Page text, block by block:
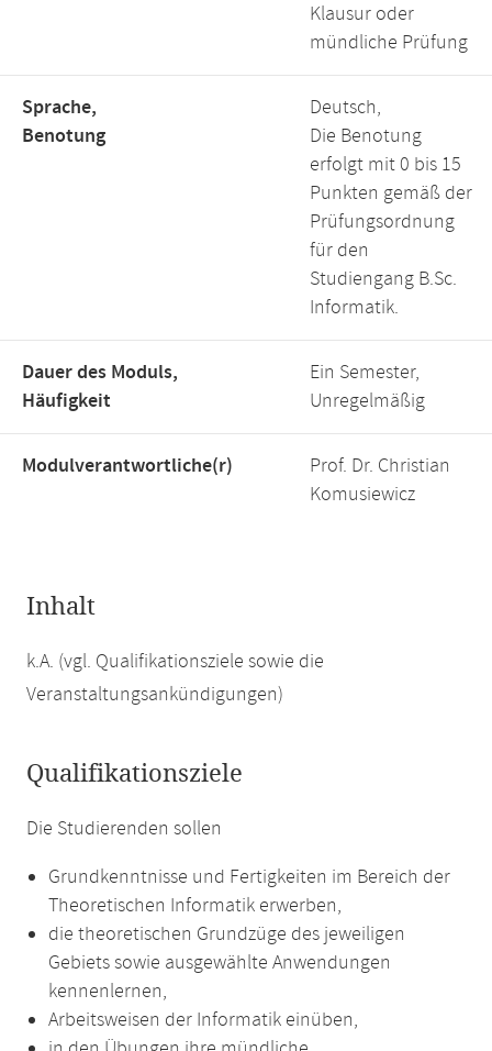
Klausur oder
mündliche Prüfung
Sprache,
Benotung
Deutsch,
Die Benotung
erfolgt mit 0 bis 15
Punkten gemäß der
Prüfungsordnung
für den
Studiengang B.Sc.
Informatik.
Dauer des Moduls,
Häufigkeit
Ein Semester,
Unregelmäßig
Modulverantwortliche(r)
Prof. Dr. Christian
Komusiewicz
Inhalt
k.A. (vgl. Qualifikationsziele sowie die
Veranstaltungsankündigungen)
Qualifikationsziele
Die Studierenden sollen
Grundkenntnisse und Fertigkeiten im Bereich der
Theoretischen Informatik erwerben,
die theoretischen Grundzüge des jeweiligen
Gebiets sowie ausgewählte Anwendungen
kennenlernen,
Arbeitsweisen der Informatik einüben,